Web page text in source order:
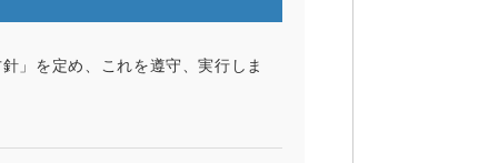
」を定め、これを遵守、実行しま